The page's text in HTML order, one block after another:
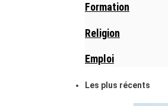
Formation
Religion
Emploi
Les plus récents